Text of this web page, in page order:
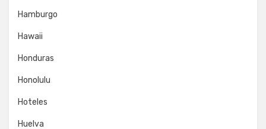
Hamburgo
Hawaii
Honduras
Honolulu
Hoteles
Huelva